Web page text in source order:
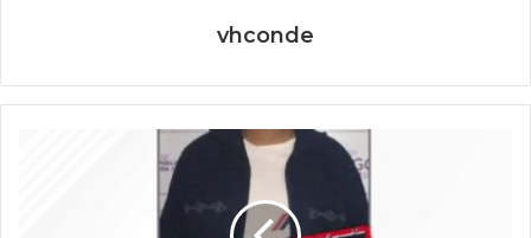
vhconde